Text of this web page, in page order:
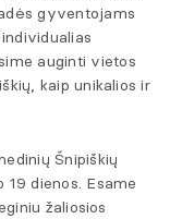
gyventojams
auginti vietos
kaip unikalios ir
Šnipiškių
dienos. Esame
žaliosios